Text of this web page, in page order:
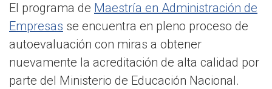
El programa de Maestría en Administración de
Empresas se encuentra en pleno proceso de
autoevaluación con miras a obtener
nuevamente la acreditación de alta calidad por
parte del Ministerio de Educación Nacional.